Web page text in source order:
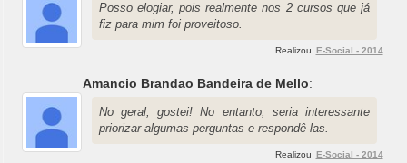
Posso elogiar, pois realmente nos 2 cursos que já
fiz para mim foi proveitoso.
Realizou E-Social - 2014
Amancio Brandao Bandeira de Mello:
No geral, gostei! No entanto, seria interessante
priorizar algumas perguntas e respondê-las.
Realizou E-Social - 2014